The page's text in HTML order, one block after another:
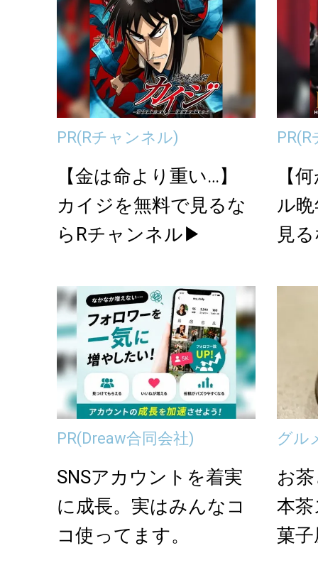
PR(Rチャンネル)
【金は命より重い…】
カイジを無料で見るな
らRチャンネル▶︎
PR(R
【
ル
見
PR(Dreaw合同会社)
SNSアカウントを着実
に成長。実はみんなコ
コ使ってます。
グル
お
本
菓